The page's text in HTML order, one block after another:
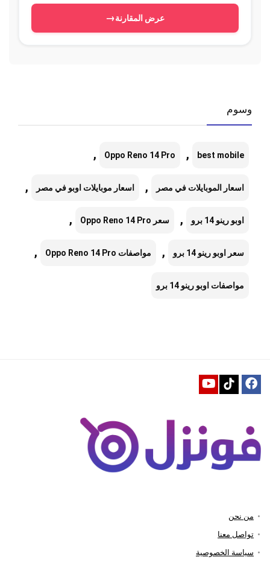
عرض المقارنة→
وسوم
best mobile
,
Oppo Reno 14 Pro
,
اسعار الموبايلات في مصر , اسعار موبايلات اوبو في مصر ,
اوبو رينو 14 برو , سعر Oppo Reno 14 Pro ,
سعر اوبو رينو 14 برو , مواصفات Oppo Reno 14 Pro ,
مواصفات اوبو رينو 14 برو
من نحن
تواصل معنا
سياسة الخصوصية